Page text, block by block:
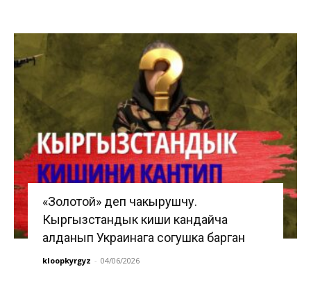
«Золотой» деп чакырушчу.
Кыргызстандык киши кандайча
алданып Украинага согушка барган
kloopkyrgyz - 04/06/2026